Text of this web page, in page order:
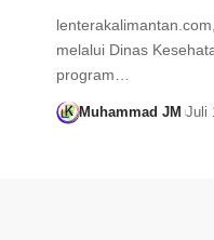
melalui Dinas
program…
Muhammad JM Juli